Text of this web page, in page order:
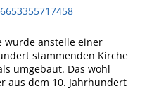
wurde anstelle einer
stammenden Kirche
umgebaut. Das wohl
aus dem 10. Jahrhundert